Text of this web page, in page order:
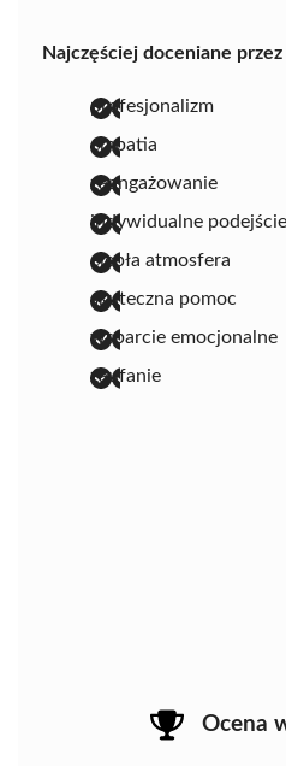
Najczęściej doceniane
profesjonalizm
empatia
zaangażowanie
indywidualne podejście
ciepła atmosfera
skuteczna pomoc
wsparcie emocjonalne
zaufanie
Ocena